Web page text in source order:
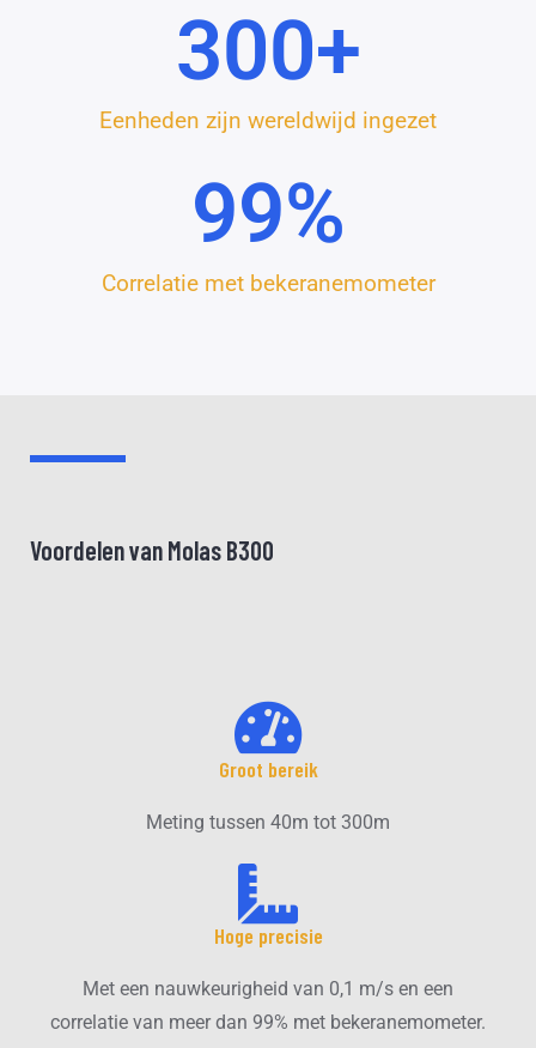
Eenheden zijn wereldwijd ingezet
300+
Correlatie met bekeranemometer
99%
Voordelen van Molas B300
Groot bereik
Meting tussen 40m tot 300m
Hoge precisie
Met een nauwkeurigheid van 0,1 m/s en een
correlatie van meer dan 99% met bekeranemometer.